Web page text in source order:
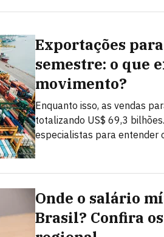
Exportações para
semestre: o que
movimento?
Enquanto isso, as vendas
totalizando US$ 69,3
especialistas para entender
Onde o salário
Brasil? Confira